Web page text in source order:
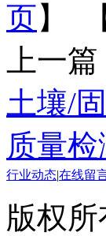
页】
上一篇
土壤/
质量
行业动态在线留
版权所